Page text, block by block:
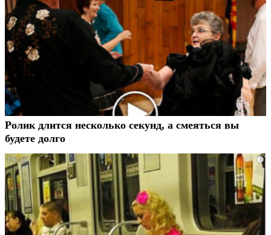
Ролик длится несколько секунд, а смеяться вы
будете долго
i